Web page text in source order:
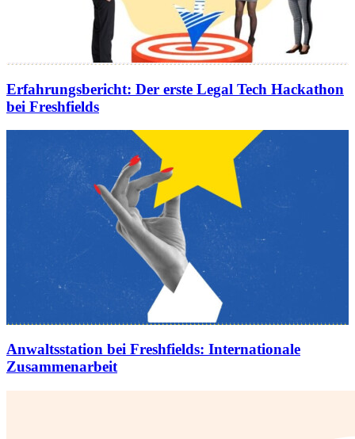
Erfahrungsbericht: Der erste Legal Tech Hackathon
bei Freshfields
Anwaltsstation bei Freshfields: Internationale
Zusammenarbeit